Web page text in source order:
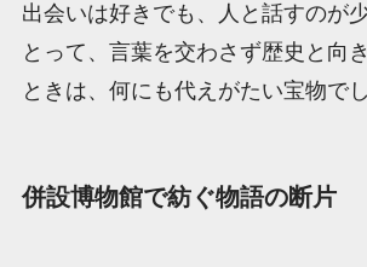
出会いは好きでも、人と話すのが
とって、言葉を交わさず歴史と向
ときは、何にも代えがたい宝物でし
併設博物館で紡ぐ物語の断片